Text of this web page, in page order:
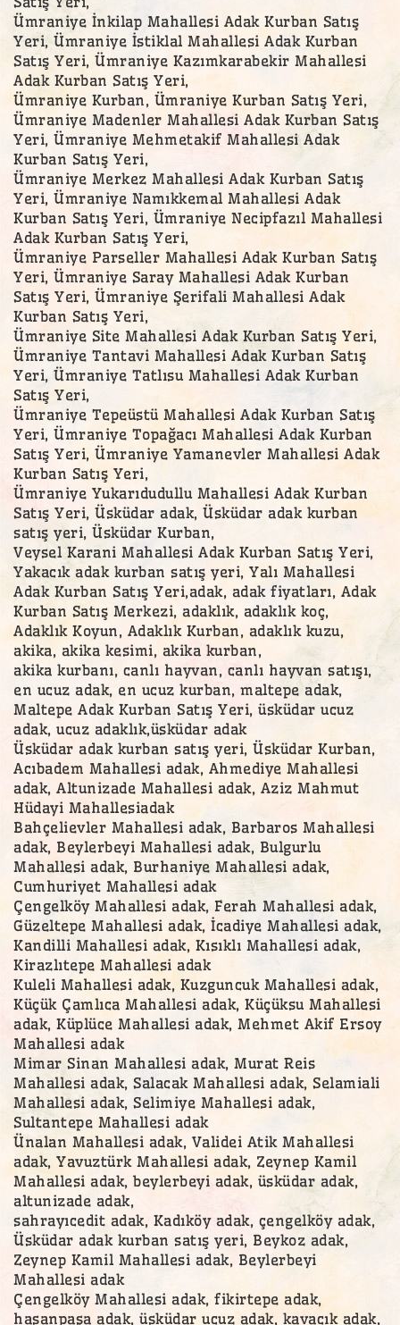
Ümraniye İnkilap Mahallesi Adak Kurban Satış
Yeri, Ümraniye İstiklal Mahallesi Adak Kurban
Satış Yeri, Ümraniye Kazımkarabekir Mahallesi
Adak Kurban Satış Yeri,
Ümraniye Kurban, Ümraniye Kurban Satış Yeri,
Ümraniye Madenler Mahallesi Adak Kurban Satış
Yeri, Ümraniye Mehmetakif Mahallesi Adak
Kurban Satış Yeri,
Ümraniye Merkez Mahallesi Adak Kurban Satış
Yeri, Ümraniye Namıkkemal Mahallesi Adak
Kurban Satış Yeri, Ümraniye Necipfazıl Mahallesi
Adak Kurban Satış Yeri,
Ümraniye Parseller Mahallesi Adak Kurban Satış
Yeri, Ümraniye Saray Mahallesi Adak Kurban
Satış Yeri, Ümraniye Şerifali Mahallesi Adak
Kurban Satış Yeri,
Ümraniye Site Mahallesi Adak Kurban Satış Yeri,
Ümraniye Tantavi Mahallesi Adak Kurban Satış
Yeri, Ümraniye Tatlısu Mahallesi Adak Kurban
Satış Yeri,
Ümraniye Tepeüstü Mahallesi Adak Kurban Satış
Yeri, Ümraniye Topağacı Mahallesi Adak Kurban
Satış Yeri, Ümraniye Yamanevler Mahallesi Adak
Kurban Satış Yeri,
Ümraniye Yukarıdudullu Mahallesi Adak Kurban
Satış Yeri, Üsküdar adak, Üsküdar adak kurban
satış yeri, Üsküdar Kurban,
Veysel Karani Mahallesi Adak Kurban Satış Yeri,
Yakacık adak kurban satış yeri, Yalı Mahallesi
Adak Kurban Satış Yeri,adak, adak fiyatları, Adak
Kurban Satış Merkezi, adaklık, adaklık koç,
Adaklık Koyun, Adaklık Kurban, adaklık kuzu,
akika, akika kesimi, akika kurban,
akika kurbanı, canlı hayvan, canlı hayvan satışı,
en ucuz adak, en ucuz kurban, maltepe adak,
Maltepe Adak Kurban Satış Yeri, üsküdar ucuz
adak, ucuz adaklık,üsküdar adak
Üsküdar adak kurban satış yeri, Üsküdar Kurban,
Acıbadem Mahallesi adak, Ahmediye Mahallesi
adak, Altunizade Mahallesi adak, Aziz Mahmut
Hüdayi Mahallesiadak
Bahçelievler Mahallesi adak, Barbaros Mahallesi
adak, Beylerbeyi Mahallesi adak, Bulgurlu
Mahallesi adak, Burhaniye Mahallesi adak,
Cumhuriyet Mahallesi adak
Çengelköy Mahallesi adak, Ferah Mahallesi adak,
Güzeltepe Mahallesi adak, İcadiye Mahallesi adak,
Kandilli Mahallesi adak, Kısıklı Mahallesi adak,
Kirazlıtepe Mahallesi adak
Kuleli Mahallesi adak, Kuzguncuk Mahallesi adak,
Küçük Çamlıca Mahallesi adak, Küçüksu Mahallesi
adak, Küplüce Mahallesi adak, Mehmet Akif Ersoy
Mahallesi adak
Mimar Sinan Mahallesi adak, Murat Reis
Mahallesi adak, Salacak Mahallesi adak, Selamiali
Mahallesi adak, Selimiye Mahallesi adak,
Sultantepe Mahallesi adak
Ünalan Mahallesi adak, Validei Atik Mahallesi
adak, Yavuztürk Mahallesi adak, Zeynep Kamil
Mahallesi adak, beylerbeyi adak, üsküdar adak,
altunizade adak,
sahrayıcedit adak, Kadıköy adak, çengelköy adak,
Üsküdar adak kurban satış yeri, Beykoz adak,
Zeynep Kamil Mahallesi adak, Beylerbeyi
Mahallesi adak
Çengelköy Mahallesi adak, fikirtepe adak,
hasanpaşa adak, üsküdar ucuz adak, kavacık adak,